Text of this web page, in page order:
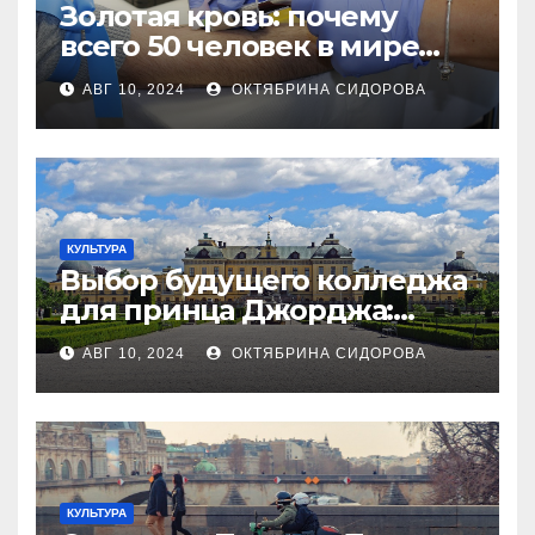
Золотая кровь: почему
всего 50 человек в мире
обладают самой редкой
группой и с какими
трудностями они
сталкиваются?
АВГ 10, 2024 ОКТЯБРИНА СИДОРОВА
КУЛЬТУРА
Выбор будущего колледжа
для принца Джорджа:
Почему родители не могут
прийти к согласию?
АВГ 10, 2024 ОКТЯБРИНА СИДОРОВА
КУЛЬТУРА